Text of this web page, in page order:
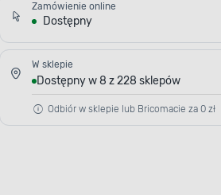
Zamówienie online
Dostępny
W sklepie
Dostępny w 8 z 228 sklepów
Odbiór w sklepie lub Bricomacie za 0 zł